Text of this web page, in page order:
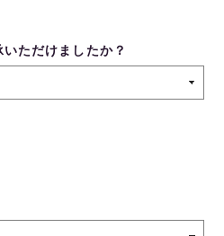
ただけましたか？